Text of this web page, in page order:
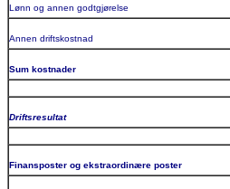
Lønn og annen godtgjørelse
Annen driftskostnad
Sum kostnader
Driftsresultat
Finansposter og ekstraordinære poster